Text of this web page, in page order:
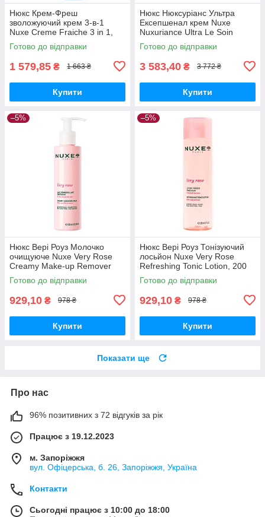
Нюкс Крем-Фреш
зволожуючий крем 3-в-1
Nuxe Creme Fraiche 3 in 1,
100мл
Готово до відправки
1 579,85 ₴ 1 663 ₴
Купити
Нюкс Нюксуріанс Ультра
Ексепшенал крем Nuxe
Nuxuriance Ultra Le Soin
d'Exception Jour & Nuit 75 мл
Готово до відправки
3 583,40 ₴ 3 772 ₴
Купити
–5%
Нюкс Вері Роуз Молочко
очищуюче Nuxe Very Rose
Creamy Make-up Remover
Milk, 200 мл
Готово до відправки
929,10 ₴ 978 ₴
Купити
–5%
Нюкс Вері Роуз Тонізуючий
лосьйон Nuxe Very Rose
Refreshing Tonic Lotion, 200
мл
Готово до відправки
929,10 ₴ 978 ₴
Купити
Показати ще
Про нас
96% позитивних з 72 відгуків за рік
Працює з 19.12.2023
м. Запоріжжя
вул. Офіцерська, б. 26, Запоріжжя, Україна
Контакти
Сьогодні працює з 10:00 до 18:00